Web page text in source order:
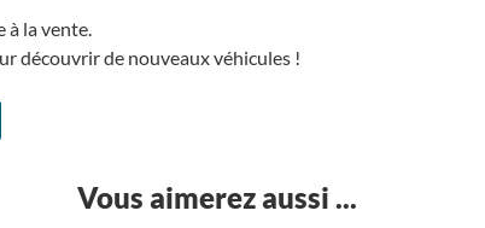
à la vente.
découvrir de nouveaux véhicules !
Vous aimerez aussi ...